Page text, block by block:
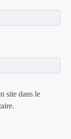
site dans le